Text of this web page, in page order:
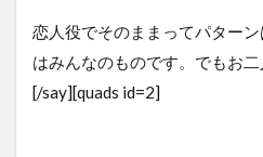
恋人役でそのままってパター
はみんなのものです。でもお二
[/say][quads id=2]